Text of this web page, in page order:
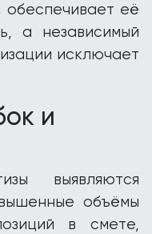
обеспечивает её
а независимый
исключает
и
выявляются
объёмы
в смете,